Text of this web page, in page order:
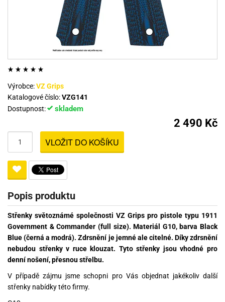
Výrobce:VZ Grips
Katalogové číslo:VZG141
Dostupnost:
skladem
2 490 Kč
VLOŽIT DO KOŠÍKU
Popis produktu
Střenky světoznámé společnosti VZ Grips pro pistole typu 1911
Government & Commander (full size). Materiál G10, barva Black
Blue (černá a modrá). Zdrsnění je jemné ale citelné. Díky zdrsnění
nebudou střenky v ruce klouzat. Tyto střenky jsou vhodné pro
denní nošení, přesnou střelbu.
V případě zájmu jsme schopni pro Vás objednat jakékoliv další
střenky nabídky této firmy.